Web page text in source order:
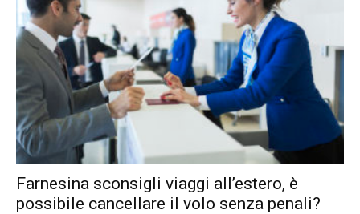
Farnesina sconsigli viaggi all’estero, è
possibile cancellare il volo senza penali?